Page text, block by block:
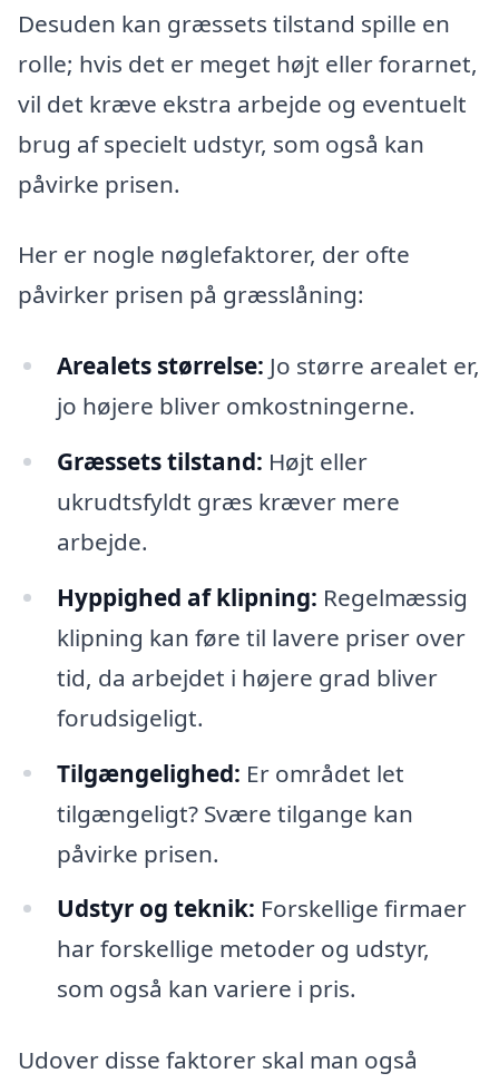
Desuden kan græssets tilstand spille en
rolle; hvis det er meget højt eller forarnet,
vil det kræve ekstra arbejde og eventuelt
brug af specielt udstyr, som også kan
påvirke prisen.
Her er nogle nøglefaktorer, der ofte
påvirker prisen på græsslåning:
Arealets størrelse: Jo større arealet er,
jo højere bliver omkostningerne.
Græssets tilstand: Højt eller
ukrudtsfyldt græs kræver mere
arbejde.
Hyppighed af klipning: Regelmæssig
klipning kan føre til lavere priser over
tid, da arbejdet i højere grad bliver
forudsigeligt.
Tilgængelighed: Er området let
tilgængeligt? Svære tilgange kan
påvirke prisen.
Udstyr og teknik: Forskellige firmaer
har forskellige metoder og udstyr,
som også kan variere i pris.
Udover disse faktorer skal man også